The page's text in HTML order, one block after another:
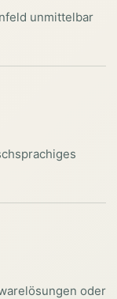
unmittelbar
oder